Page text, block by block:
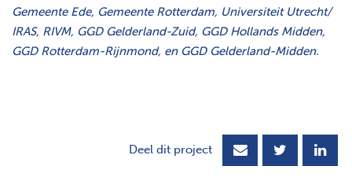
Gemeente Ede, Gemeente Rotterdam, Universiteit Utrecht/
IRAS, RIVM, GGD Gelderland-Zuid, GGD Hollands Midden,
GGD Rotterdam-Rijnmond, en GGD Gelderland-Midden.
Deel dit project